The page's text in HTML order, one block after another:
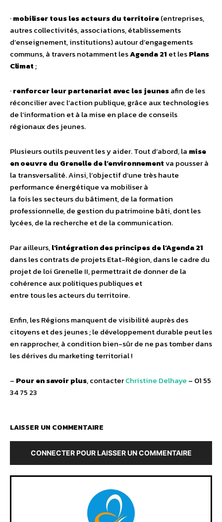
·mobiliser tous les acteurs du territoire(entreprises,
autres collectivités, associations, établissements
d’enseignement, institutions) autour d’engagements
communs, à travers notamment lesAgenda 21 et lesPlans
Climat;
·renforcer leur partenariat avec les jeunesafin de les
réconcilier avec l’action publique, grâce aux technologies
de l’information et à la mise en place de conseils
régionaux des jeunes.
Plusieurs outils peuvent les y aider. Tout d’abord, la mise
en oeuvre du Grenelle de l’environnementva pousser à
la transversalité. Ainsi, l’objectif d’une très haute
performance énergétique va mobiliser à
la fois les secteurs du bâtiment, de la formation
professionnelle, de gestion du patrimoine bâti, dont les
lycées, de la recherche et de la communication.
Par ailleurs,l’intégration des principes de l’Agenda 21
dans les contrats de projets Etat-Région, dans le cadre du
projet de loi Grenelle II, permettrait de donner de la
cohérence aux politiques publiques et
entre tous les acteurs du territoire.
Enfin, les Régions manquent de visibilité auprès des
citoyens et des jeunes ; le développement durable peut les
en rapprocher, à condition bien-sûr de ne pas tomber dans
les dérives du marketing territorial !
– Pour en savoir plus, contacterChristine Delhaye – 01 55
34 75 23
LAISSER UN COMMENTAIRE
CONNECTER POUR LAISSER UN COMMENTAIRE